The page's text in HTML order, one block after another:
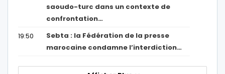
saoudo-turc dans un contexte de
confrontation…
19:50
Sebta : la Fédération de la presse
marocaine condamne l’interdiction…